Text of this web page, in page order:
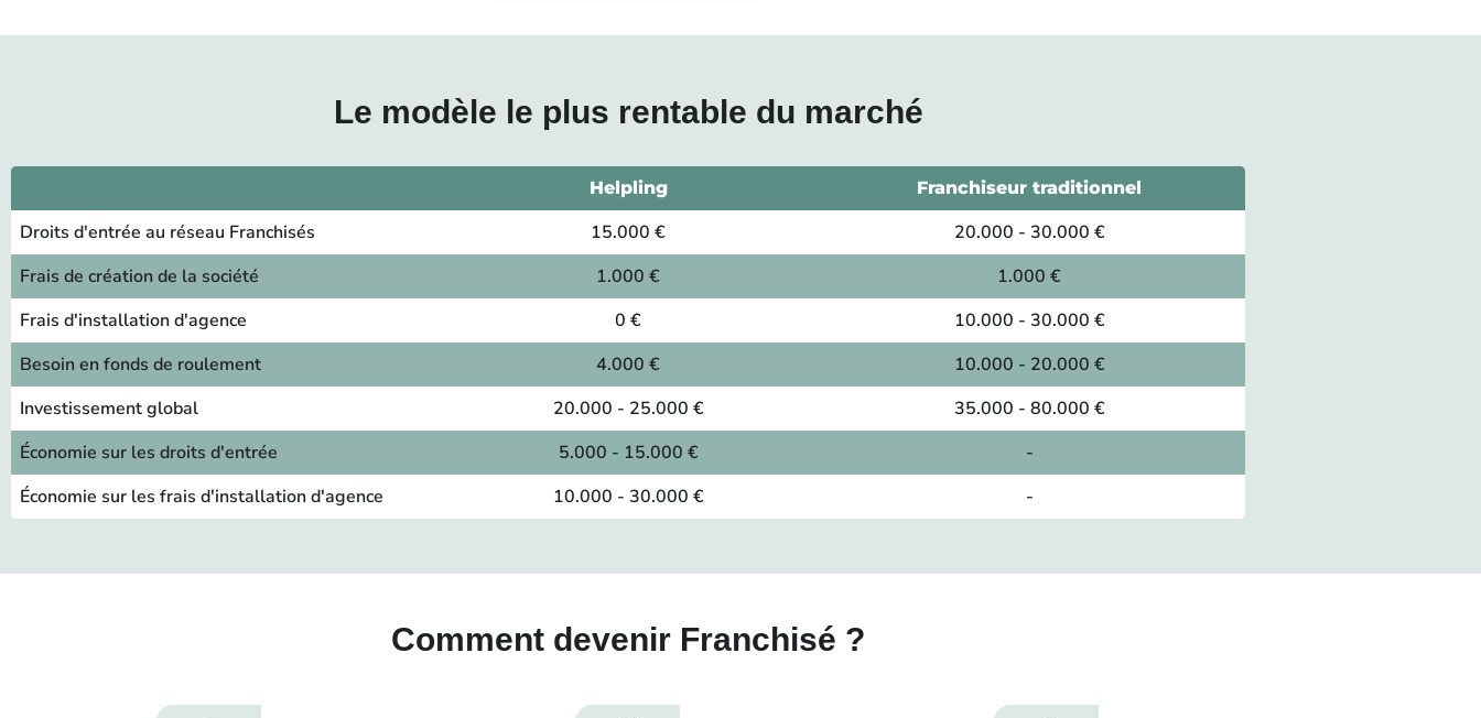
Le modèle le plus rentable du marché
Helpling Franchiseur traditionnel
Droits d'entrée au réseau Franchisés 15.000 €
20.000 - 30.000 €
Frais de création de la société
1.000 €
1.000 €
Frais d'installation d'agence
0 €
10.000 - 30.000 €
Besoin en fonds de roulement
4.000 €
10.000 - 20.000 €
Investissement global
20.000 - 25.000 €
35.000 - 80.000 €
Économie sur les droits d'entrée
5.000 - 15.000 €
-
Économie sur les frais d'installation d'agence
10.000 - 30.000 € -
Comment devenir Franchisé ?